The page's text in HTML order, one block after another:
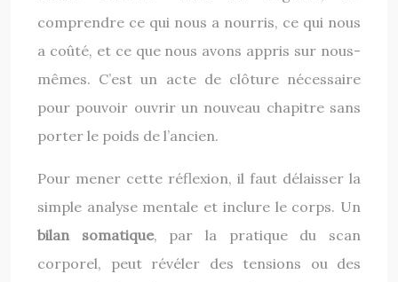
comprendre ce qui nous a nourris, ce qui nous
a coûté, et ce que nous avons appris sur nous-
mêmes. C’est un acte de clôture nécessaire
pour pouvoir ouvrir un nouveau chapitre sans
porter le poids de l’ancien.
Pour mener cette réflexion, il faut délaisser la
simple analyse mentale et inclure le corps. Un
bilan somatique, par la pratique du scan
corporel, peut révéler des tensions ou des